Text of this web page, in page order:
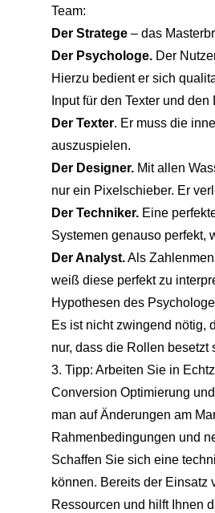
Team:
Der Stratege – das
Der Psychologe. Der
Hierzu bedient er sich
Input für den Texter und den
Der Texter. Er muss die
auszuspielen.
Der Designer. Mit allen
nur ein Pixelschieber. Er
Der Techniker. Eine
Systemen genauso perfekt,
Der Analyst.Als
weiß diese perfekt zu
Hypothesen des
Es ist nicht zwingend nötig,
nur, dass die Rollen besetzt
3. Tipp: Arbeiten Sie in
Conversion Optimierung
man auf Änderungen am
Rahmenbedingungen und
Schaffen Sie sich eine
können. Bereits der Einsatz
Ressourcen und hilft Ihnen